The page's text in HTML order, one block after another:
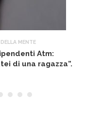
MENTE
Atm:
di una ragazza”.